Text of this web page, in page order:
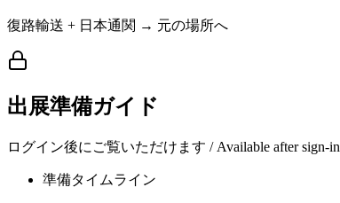
復路輸送 + 日本通関 → 元の場所へ
出展準備ガイド
ログイン後にご覧いただけます / Available after sign-in
準備タイムライン